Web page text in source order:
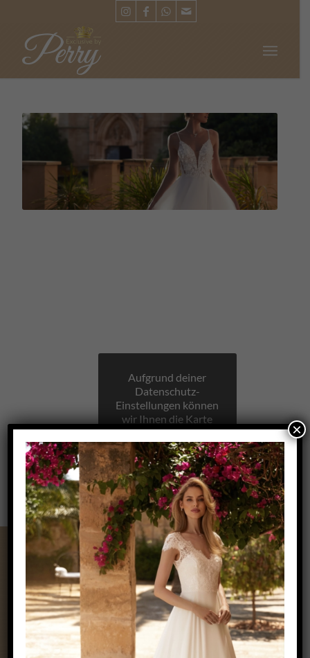
Aufgrund deiner
Datenschutz-
Einstellungen können
wir Ihnen die Karte
nicht anzeigen.
Klicken Sie hier, um
die Karte in einem
neuen Fenster zu
öffnen.
×